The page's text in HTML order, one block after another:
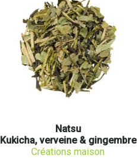
Natsu
Kukicha, verveine & gingembre
Créations maison